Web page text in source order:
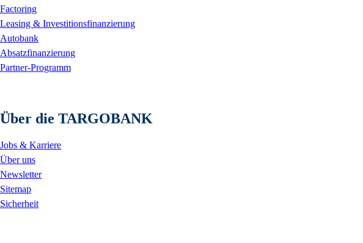
Factoring
Leasing & Investitionsfinanzierung
Autobank
Absatzfinanzierung
Partner-Programm
Über die TARGOBANK
Jobs & Karriere
Über uns
Newsletter
Sitemap
Sicherheit